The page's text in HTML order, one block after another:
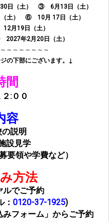
日（土） ③ 6月13 日（土）
土）
⑥ 10月 17日（土）
月19 日（土）
年2月20日（土）
～～～～～～～
の下部にございます。↓
間
:００
容
の説明
設見学
要領や学費など）
方法
でご予約
： 0120-37-1925)
フォーム」からご予約